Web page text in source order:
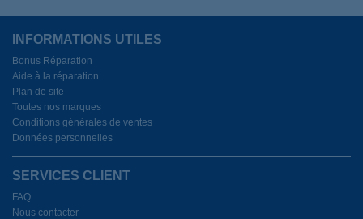
INFORMATIONS UTILES
Bonus Réparation
Aide à la réparation
Plan de site
Toutes nos marques
Conditions générales de ventes
Données personnelles
SERVICES CLIENT
FAQ
Nous contacter